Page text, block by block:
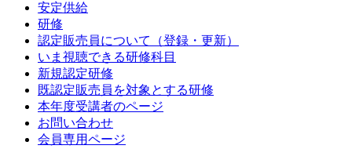
安定供給
研修
認定販売員について（登録・更新）
いま視聴できる研修科目
新規認定研修
既認定販売員を対象とする研修
本年度受講者のページ
お問い合わせ
会員専用ページ